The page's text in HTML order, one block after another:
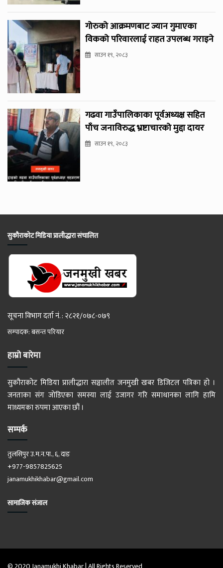
गोरुको आक्रमणबाट ज्यान गुमाएका
विकको परिवारलाई राहत उपलब्ध गराइने
साउन १९, २०८३
गढवा गाउँपालिकाका पूर्वअध्यक्ष सहित
पाँच जनाविरुद्ध भ्रष्टाचारको मुद्दा दायर
साउन १९, २०८३
सुकौराकोट मिडिया प्रालीद्धारा संचालित
सूचना विभाग दर्ता नं. : २८२१/०७८-०७९
सम्पादक: बसन्त परियार
हाम्रो बारेमा
सुकौराकोट मिडिया प्रालीद्धारा सञ्चालीत जनमुखी खबर डिजिटल पत्रिका हो ।
जनताका संग जोडिएका समस्या लाई उजागर गरि समाधानका लागि हामि
माध्यमका रुपमा आएका छौं ।
सम्पर्क
तुलसिपुर उ.म.न.पा., ६, दाङ
+977-9857825625
janamukhikhabar@gmail.com
सामाजिक संजाल